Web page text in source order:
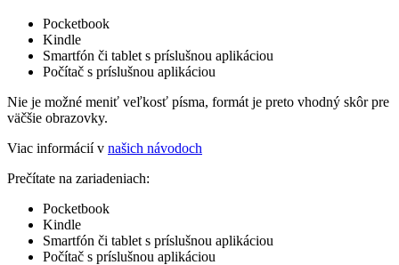
Pocketbook
Kindle
Smartfón či tablet s príslušnou aplikáciou
Počítač s príslušnou aplikáciou
Nie je možné meniť veľkosť písma, formát je preto vhodný skôr pre
väčšie obrazovky.
Viac informácií v našich návodoch
Prečítate na zariadeniach:
Pocketbook
Kindle
Smartfón či tablet s príslušnou aplikáciou
Počítač s príslušnou aplikáciou